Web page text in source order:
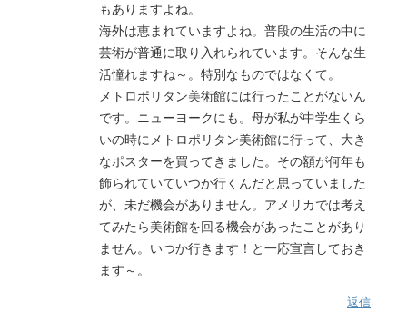
もありますよね。
海外は恵まれていますよね。普段の生活の中に
芸術が普通に取り入れられています。そんな生
活憧れますね～。特別なものではなくて。
メトロポリタン美術館には行ったことがないん
です。ニューヨークにも。母が私が中学生くら
いの時にメトロポリタン美術館に行って、大き
なポスターを買ってきました。その額が何年も
飾られていていつか行くんだと思っていました
が、未だ機会がありません。アメリカでは考え
てみたら美術館を回る機会があったことがあり
ません。いつか行きます！と一応宣言しておき
ます～。
返信